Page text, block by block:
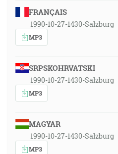
FRANÇAIS
1990-10-27-1430-Salzburg
MP3
SRPSKOHRVATSKI
1990-10-27-1430-Salzburg
MP3
MAGYAR
1990-10-27-1430-Salzburg
MP3